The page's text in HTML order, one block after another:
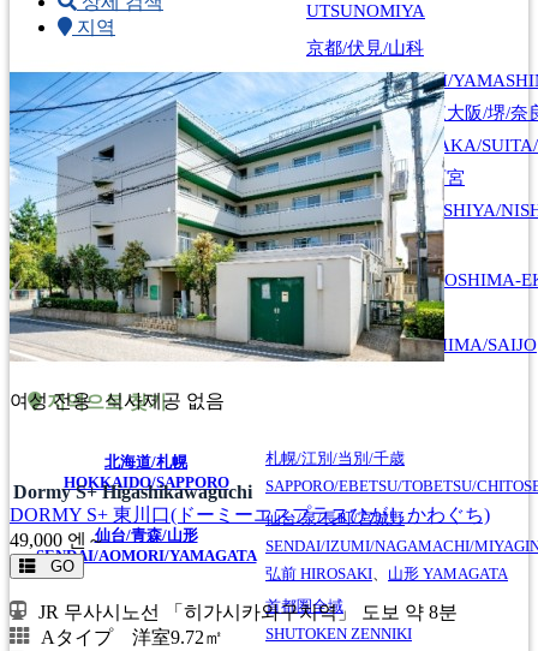
UTSUNOMIYA
大阪/京都/神戸/奈良
OSAKA/KYOTO
KOBE/NARA
京都/伏見/山科
KYOTO/FUSHIMI/
大阪/豊中/吹田/東大阪/堺/奈
OSAKA/TOYONAKA/
神戸/六甲/芦屋/西宮
KOBE/ROKKO/ASHIYA/
広島
HIROSHIMA
広島/広島駅/宇品
HIROSHIMA/HIROSHIMA-
東広島/西条
HIGASHIHIROSHIMA/SAIJO
지역으로 찾기
北海道/札幌
HOKKAIDO/SAPPORO
札幌/江別/当別/千歳
SAPPORO/EBETSU/TOBETSU/
仙台/青森/山形
SENDAI/AOMORI/YAMAGATA
仙台/泉/長町/宮城野
SENDAI/IZUMI/NAGAMACHI/
弘前 HIROSAKI、 山形 YAMAGATA
首都圏全域
SHUTOKEN ZENNIKI
지역
여성 전용 식사제공 없음
Dormy S+ Higashikawaguchi
DORMY S+ 東川口(ドーミーエスプラスひがしかわぐち)
49,000 엔～
GO
JR 무사시노선 「히가시카와구치역」 도보 약 8분
Aタイプ 洋室9.72㎡